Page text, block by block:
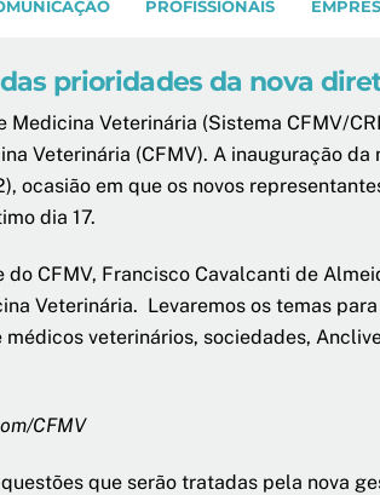
PROFISSIONAIS
prioridades da nova
Veterinária (Sistema CFMV/
Veterinária (CFMV). A inauguração
ocasião em que os novos
dia 17.
CFMV, Francisco Cavalcanti de
Veterinária. Levaremos os temas
veterinários, sociedades,
CFMV
que serão tratadas pela nova